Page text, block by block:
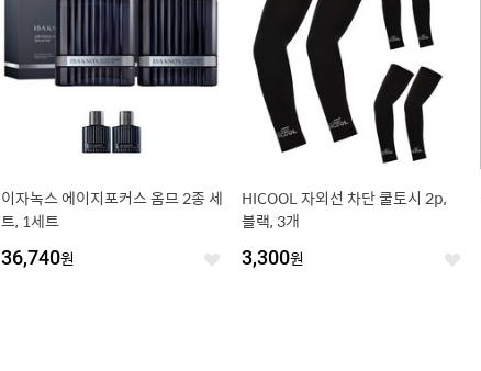
이자녹스 에이지포커스 옴므 2종 세
트, 1세트
36,740원 좋
HICOOL 자외선 차단 쿨토시 2p,
블랙, 3개
3,300원 좋